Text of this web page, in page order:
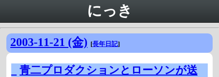
にっき
2003-11-21 (金) [長年日記]
青二プロダクションとローソンが送